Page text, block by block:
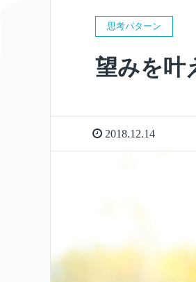
er
g
er
思考パターン
望みを叶
2018.12.14